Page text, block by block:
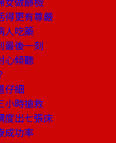
更有尊嚴
人吃藥
最後一刻
心傾聽
仔細
時搶救
出七張床
成功率